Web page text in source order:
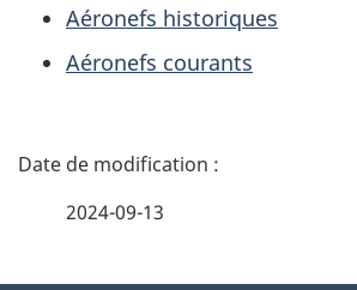
Aéronefs historiques
Aéronefs courants
D
2024-09-13